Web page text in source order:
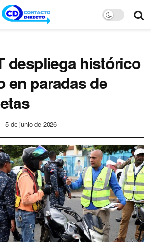
despliega histórico
en paradas de
5 de junio de 2026